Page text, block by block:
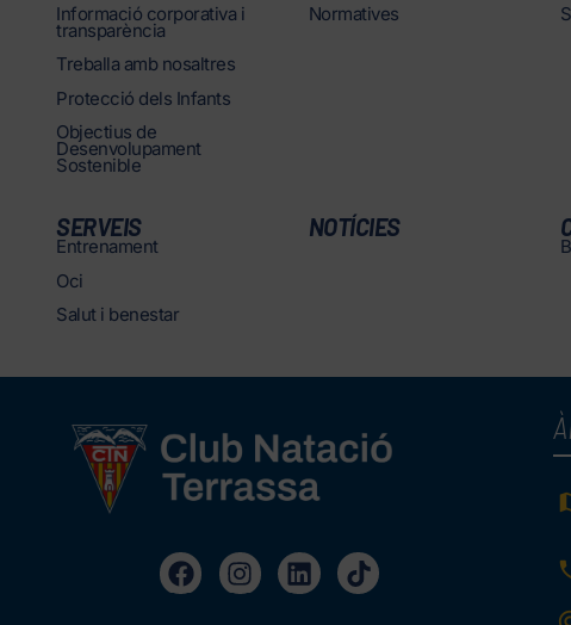
Informació corporativa i
transparència
Treballa amb nosaltres
Protecció dels Infants
Objectius de
Desenvolupament
Sostenible
Normatives
SERVEIS
Entrenament
Oci
Salut i benestar
NOTÍCIES